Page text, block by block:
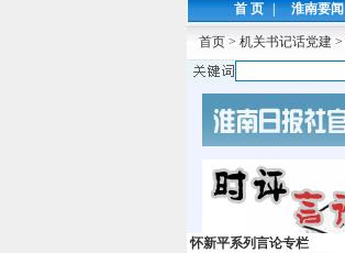
首 页 | 淮南要闻
首页 > 机关书记话党建 >
怀新平系列言论专栏